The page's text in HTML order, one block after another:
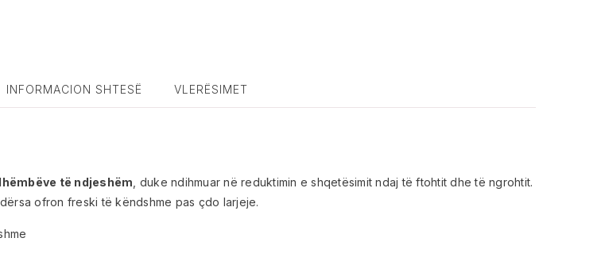
INFORMACION SHTESË VLERËSIMET
të ndjeshëm , duke ndihmuar në reduktimin e shqetësimit ndaj të ftohtit dhe të ngrohtit.
ofron freski të këndshme pas çdo larjeje.